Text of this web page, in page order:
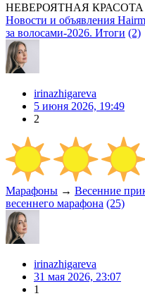
НЕВЕРОЯТНАЯ
Новости и объявления
за волосами-2026. Итоги (2)
irinazhigareva
5 июня 2026, 19:49
2
Марафоны → Весенние
весеннего марафона (25)
irinazhigareva
31 мая 2026, 23:07
1